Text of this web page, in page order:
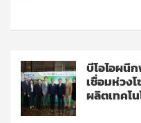
บีโอไอผนึ
เชื่อมห่วง
ผลิตเทคโ